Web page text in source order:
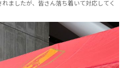
ましたが、皆さん落ち着いて対応してく